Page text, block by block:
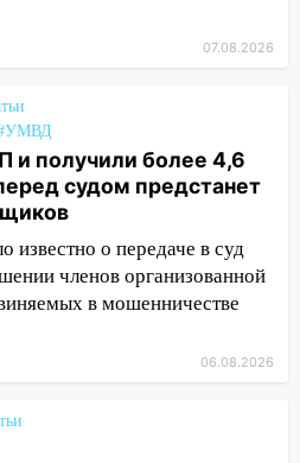
области убрали
в жену брата: в
завели дело на
сбили
в Ульяновске
квартиры и ограбил:
оказался
ограничат движение
07.08.2026
и получили более 4,6
судом предстанет
известно о передаче в суд
членов организованной
в мошенничестве
06.08.2026